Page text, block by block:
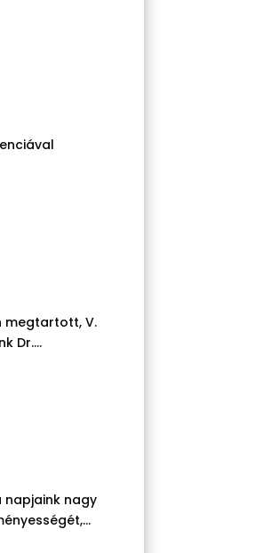
megtartott, V.
Dr....
napjaink nagy